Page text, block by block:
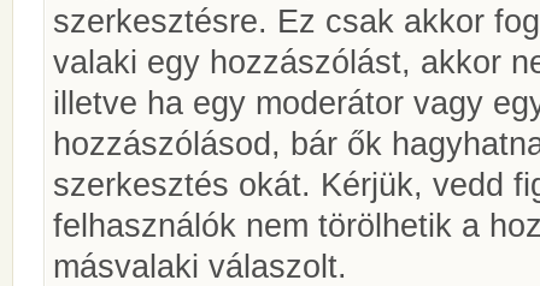
szerkesztésre. Ez csak akkor
valaki egy hozzászólást, akkor
illetve ha egy moderátor vagy
hozzászólásod, bár ők
szerkesztés okát. Kérjük, vedd
felhasználók nem törölhetik a
másvalaki válaszolt.